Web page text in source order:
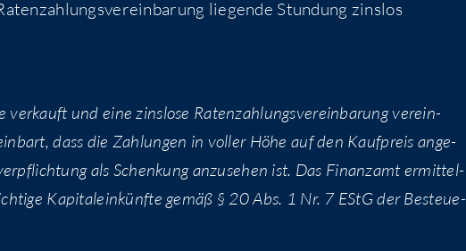
lie­gen­de Stun­dung zins­los
und eine zins­lo­se Raten­zah­lungs­ver­ein­ba­rung ver­ein­
dass die Zah­lun­gen in vol­ler Höhe auf den Kauf­preis ange­
als Schen­kung anzu­se­hen ist. Das Finanz­amt ermit­tel­
Kapi­tal­ein­künf­te gemäß § 20 Abs. 1 Nr. 7 EStG der Besteue­